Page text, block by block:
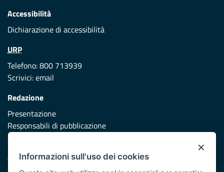
Accessibilità
Dichiarazione di accessibilità
URP
Telefono: 800 713939
Scrivici:email
Redazione
Presentazione
Responsabili di pubblicazione
Vai al sito di Protezione Civile Puglia
×
Informazioni sull'uso dei cookies